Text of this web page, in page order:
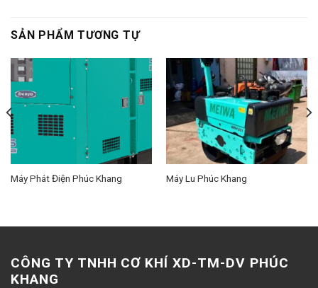
SẢN PHẨM TƯƠNG TỰ
Máy Phát Điện Phúc Khang Máy Lu Phúc Khang
CÔNG TY TNHH CƠ KHÍ XD-TM-DV PHÚC
KHANG